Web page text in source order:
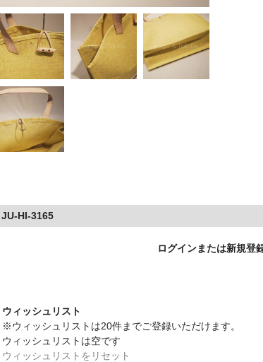
JU-HI-3165
ログインまたは新規登
ウィッシュリスト
※ウィッシュリストは20件までご登録いただけます。
ウィッシュリストは空です
ウィッシュリストをリセット